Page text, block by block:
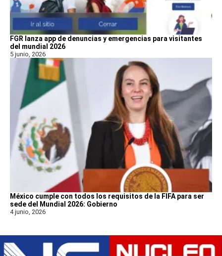
FGR lanza app de denuncias y emergencias para visitantes
del mundial 2026
5 junio, 2026
México cumple con todos los requisitos de la FIFA para ser
sede del Mundial 2026: Gobierno
4 junio, 2026